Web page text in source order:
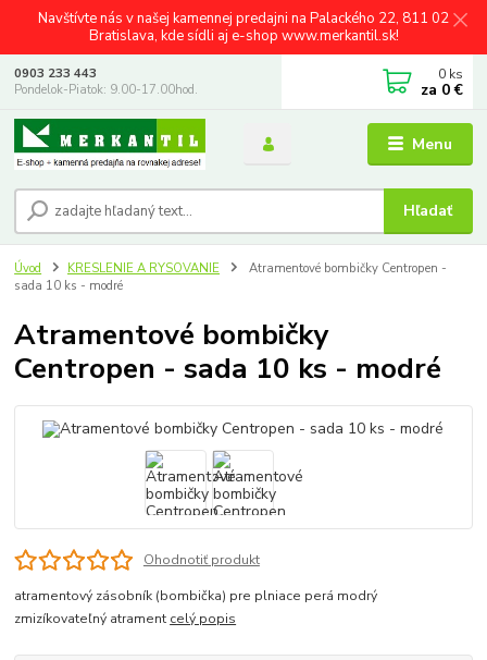
Navštívte nás v našej kamennej predajni na Palackého 22, 811 02
Bratislava, kde sídli aj e-shop www.merkantil.sk!
Menu
Hľadať
0903 233 443
Pondelok-Piatok: 9.00-17.00hod.
0 ks
za 0 €
Úvod KRESLENIE A RYSOVANIE
Atramentové bombičky Centropen -
sada 10 ks - modré
Atramentové bombičky
Centropen - sada 10 ks - modré
Ohodnotiť produkt
atramentový zásobník (bombička) pre plniace perá modrý
zmizíkovateľný atrament celý popis